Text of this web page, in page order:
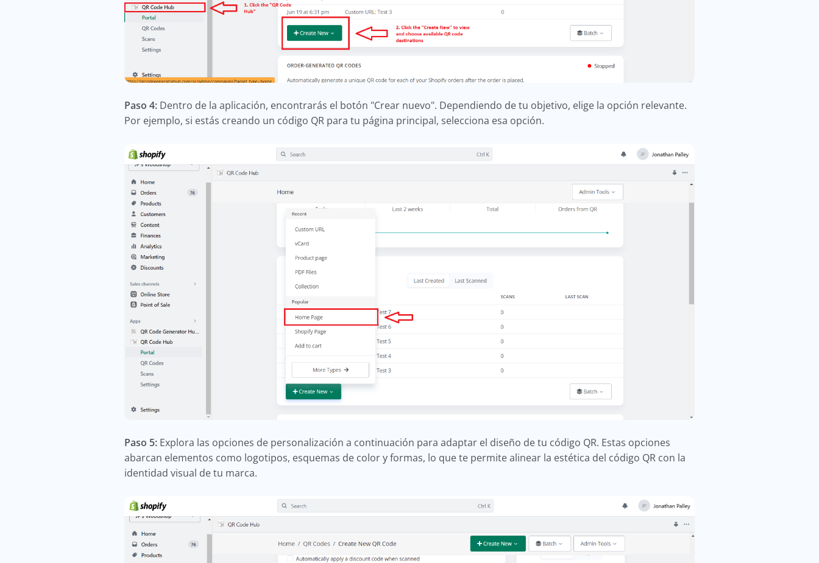
Paso 4: Dentro de la aplicación, encontrarás el botón "Crear nuevo". Dependiendo de tu objetivo, elige la opción relevante.
Por ejemplo, si estás creando un código QR para tu página principal, selecciona esa opción.
Paso 5: Explora las opciones de personalización a continuación para adaptar el diseño de tu código QR. Estas opciones
abarcan elementos como logotipos, esquemas de color y formas, lo que te permite alinear la estética del código QR con la
identidad visual de tu marca.